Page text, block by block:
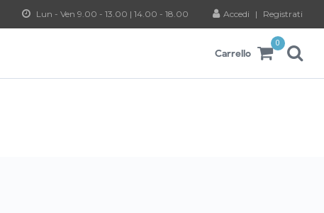
Lun - Ven 9.00 - 13.00 | 14.00 - 18.00 Accedi | Registrati
Carrello
0